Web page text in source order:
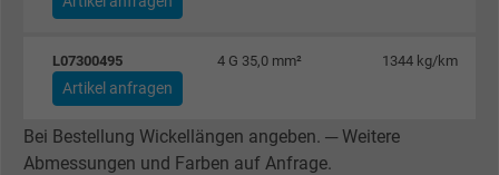
Laufzeit Persistent
Zweck Dies ist ein Conversion Tracking-Service.
Name NID, Google Maps
L07300495 4 G 35,0 mm² 1344 kg/km
Artikel anfragen
Bei Bestellung Wickellängen angeben. ─ Weitere
Abmessungen und Farben auf Anfrage.